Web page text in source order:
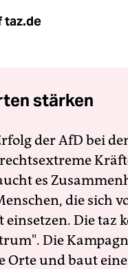
taz.de
stärken
der AfD bei
es
die sich
einsetzen. Die taz
Die
Orte und baut